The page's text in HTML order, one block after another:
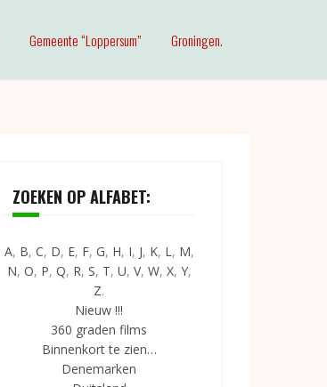
Gemeente “Loppersum” Groningen.
ZOEKEN OP ALFABET:
A, B, C, D, E, F, G, H, I, J, K, L, M,
N, O, P, Q, R, S, T, U, V, W, X, Y,
Z.
Nieuw !!!
360 graden films
Binnenkort te zien…
Denemarken